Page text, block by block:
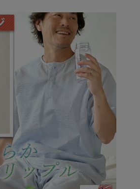
秋 冬
メンズパジャマ
サテン織り
ニット/ストレッチ 起毛/フランネル
ペアで
そろえたい
眠れる作務衣特集
年齢別におすすめパジ
ルームウェア
生活雑貨 カタログギフト
かぶり
作務衣 胸がすけない
羽織・バスロ
返品・交換について よくあるご質問
お買い物ガイド 安心の日本製